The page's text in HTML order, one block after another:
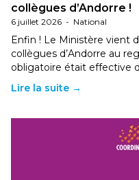
collègues d’Andorre !
6 juillet 2026 - National
Enfin ! Le Ministère vient
collègues d’Andorre au
obligatoire était effective
Lire la suite →